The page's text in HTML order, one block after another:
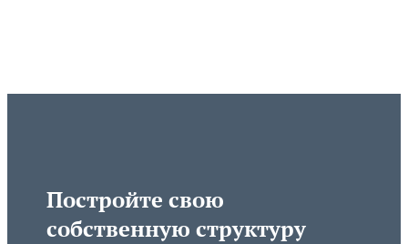
Постройте свою
собственную структуру